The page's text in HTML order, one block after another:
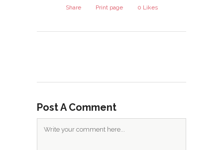
Share Print page 0 Likes
Post A Comment